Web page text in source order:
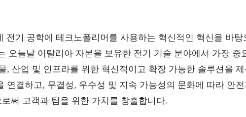
전기 공학에 테크노폴리머를 사용하는 혁신적인 혁신을 바탕
오늘날 이탈리아 자본을 보유한 전기 기술 분야에서 가장 중
, 산업 및 인프라를 위한 혁신적이고 확장 가능한 솔루션을
연결하고, 무결성, 우수성 및 지속 가능성의 문화에 따라 안
써 고객과 팀을 위한 가치를 창출합니다.